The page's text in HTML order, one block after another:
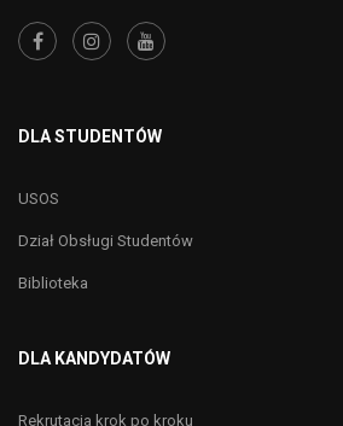
DLA STUDENTÓW
USOS
Dział Obsługi Studentów
Biblioteka
DLA KANDYDATÓW
Rekrutacja krok po kroku